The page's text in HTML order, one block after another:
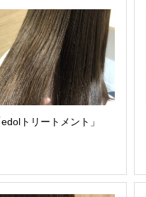
トリートメント」